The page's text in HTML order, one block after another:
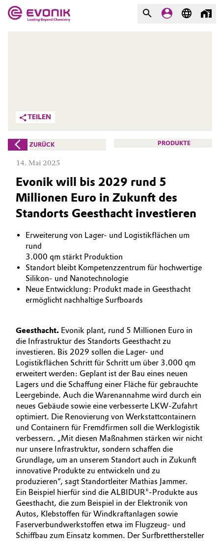
Additive Manufacturing
Adhesives & Sealants
Aerospace
Agriculture
Animal Nutrition & Health
Automotive & Transportation
Battery
Building, Construction & Infrastructure
Chemical Industry
Circular Economy
Coatings, Paints & Printing
Composites
Consumer Goods & Lifestyle
Electronics & Telecommunications
Energy, Environment & Utilities
Food & Beverage
Green Hydrogen
Was uns antreibt
Über Evonik
We go beyond
Innovation
Purpose
Geschichte
Struktur & Organisation
Vorstand
Struktur
Business Lines
Weltweite Standorte
ESHQ
Einkauf
Governance & Compliance
Allgemeine Verkaufs- und Lieferbedingungen
(AVB)
Business Lines
Karriere
TEILEN
ZURÜCK PRODUKTE
14. Mai 2025
Evonik will bis 2029 rund 5
Millionen Euro in Zukunft des
Standorts Geesthacht investieren
Erweiterung von Lager- und Logistikflächen um
rund
3.000 qm stärkt Produktion
Standort bleibt Kompetenzzentrum für hochwertige
Silikon- und Nanotechnologie
Neue Entwicklung: Produkt made in Geesthacht
ermöglicht nachhaltige Surfboards
Geesthacht. Evonik plant, rund 5 Millionen Euro in
die Infrastruktur des Standorts Geesthacht zu
investieren. Bis 2029 sollen die Lager- und
Logistikflächen Schritt für Schritt um über 3.000 qm
erweitert werden: Geplant ist der Bau eines neuen
Lagers und die Schaffung einer Fläche für gebrauchte
Leergebinde. Auch die Warenannahme wird durch ein
neues Gebäude sowie eine verbesserte LKW-Zufahrt
optimiert. Die Renovierung von Werkstattcontainern
und Containern für Fremdfirmen soll die Werklogistik
verbessern. „Mit diesen Maßnahmen stärken wir nicht
nur unsere Infrastruktur, sondern schaffen die
Grundlage, um an unserem Standort auch in Zukunft
innovative Produkte zu entwickeln und zu
produzieren“, sagt Standortleiter Mathias Jammer.
Ein Beispiel hierfür sind die ALBIDUR®-Produkte aus
Geesthacht, die zum Beispiel in der Elektronik von
Autos, Klebstoffen für Windkraftanlagen sowie
Faserverbundwerkstoffen etwa im Flugzeug- und
Schiffbau zum Einsatz kommen. Der Surfbretthersteller